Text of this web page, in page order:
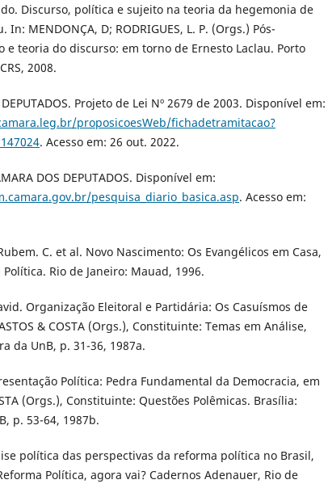
Discurso, política e sujeito na teoria da hegemonia de
In: MENDONÇA, D; RODRIGUES, L. P. (Orgs.) Pós-
e teoria do discurso: em torno de Ernesto Laclau. Porto
2008.
DEPUTADOS. Projeto de Lei Nº 2679 de 2003. Disponível em:
proposicoesWeb/fichadetramitacao?
. Acesso em: 26 out. 2022.
DOS DEPUTADOS. Disponível em:
pesquisa_diario_basica.asp. Acesso em:
C. et al. Novo Nascimento: Os Evangélicos em Casa,
Rio de Janeiro: Mauad, 1996.
Organização Eleitoral e Partidária: Os Casuísmos de
& COSTA (Orgs.), Constituinte: Temas em Análise,
da UnB, p. 31-36, 1987a.
Política: Pedra Fundamental da Democracia, em
(Orgs.), Constituinte: Questões Polêmicas. Brasília:
p. 53-64, 1987b.
política das perspectivas da reforma política no Brasil,
Política, agora vai? Cadernos Adenauer, Rio de